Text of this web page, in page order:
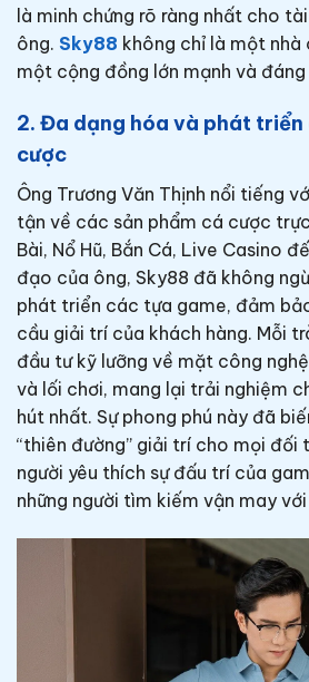
là minh chứng rõ ràng nhất cho
ông. Sky88 không chỉ là một
một cộng đồng lớn mạnh và
2. Đa dạng hóa và phát triển
cược
Ông Trương Văn Thịnh nổi tiếng
tận về các sản phẩm cá cược
Bài, Nổ Hũ, Bắn Cá, Live Casino
đạo của ông, Sky88 đã không
phát triển các tựa game, đảm
cầu giải trí của khách hàng. Mỗi
đầu tư kỹ lưỡng về mặt công
và lối chơi, mang lại trải nghiệm
hút nhất. Sự phong phú này đã
“thiên đường” giải trí cho mọi đối
người yêu thích sự đấu trí của
những người tìm kiếm vận may